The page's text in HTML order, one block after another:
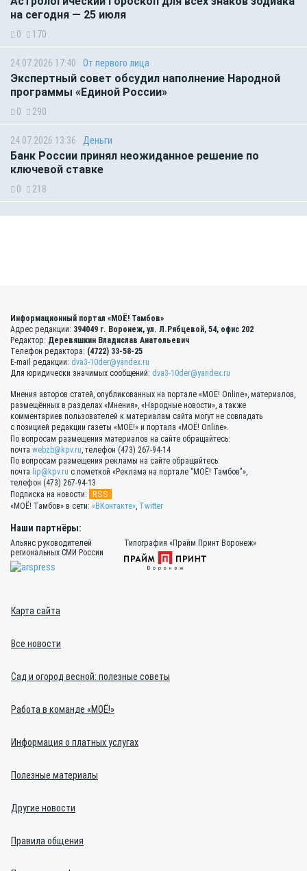
на сегодня — 25 июля
0 170
24.07.2026 17:40 От первого лица
Экспертный совет обсудил наполнение Народной
программы «Единой России»
0 290
24.07.2026 13:36 Деньги
Банк России принял неожиданное решение по
ключевой ставке
0 218
Информационный портал «МОЁ! Тамбов»
Адрес редакции: 394049 г. Воронеж, ул. Л.Рябцевой, 54, офис 202
Редактор: Деревяшкин Владислав Анатольевич
Телефон редактора: (4722) 33-58-25
E-mail редакции: dva3-10der@yandex.ru
Для юридически значимых сообщений: dva3-10der@yandex.ru
Мнения авторов статей, опубликованных на портале «МОЁ! Online», материалов,
размещённых в разделах «Мнения», «Народные новости», а также
комментариев пользователей к материалам сайта могут не совпадать
с позицией редакции газеты «МОЁ!» и портала «МОЁ! Online».
По вопросам размещения материалов на сайте обращайтесь:
почта webzb@kpv.ru, телефон (473) 267-94-14
По вопросам размещения рекламы на сайте обращайтесь:
почта lip@kpv.ru с пометкой «Реклама на портале "МОЁ! Тамбов"»,
телефон (473) 267-94-13
Подписка на новости:
RSS
«МОЁ! Тамбов» в сети: «ВКонтакте», Twitter
Наши партнёры:
Альянс руководителей
региональных СМИ России
Типография «Прайм Принт Воронеж»
Карта сайта
Все новости
Сад и огород весной: полезные советы
Работа в команде «МОЁ!»
Информация о платных услугах
Полезные материалы
Другие новости
Правила общения